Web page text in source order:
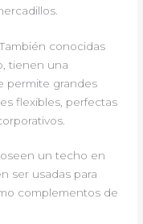
conocidas
tienen una
permite grandes
flexibles, perfectas
un techo en
ser usadas para
complementos de